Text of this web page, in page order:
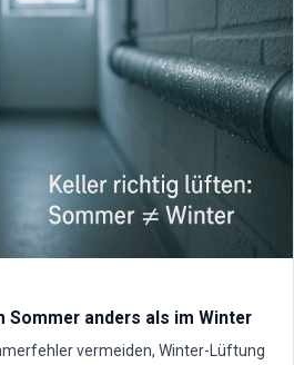
Sommer anders als im Winter
vermeiden, Winter-Lüftung